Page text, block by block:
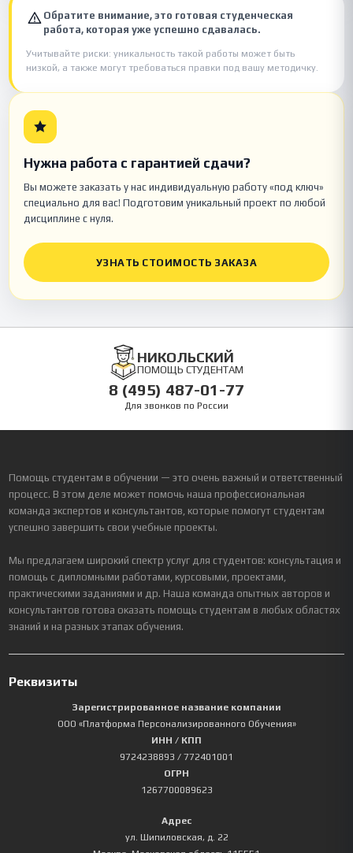
Обратите внимание, это готовая студенческая
работа, которая уже успешно сдавалась.
Учитывайте риски: уникальность такой работы может быть
низкой, а также могут требоваться правки под вашу методичку.
Нужна работа с гарантией сдачи?
Вы можете заказать у нас индивидуальную работу «под ключ»
специально для вас! Подготовим уникальный проект по любой
дисциплине с нуля.
УЗНАТЬ СТОИМОСТЬ ЗАКАЗА
НИКОЛЬСКИЙ
ПОМОЩЬ СТУДЕНТАМ
8 (495) 487-01-77
Для звонков по России
Помощь студентам в обучении — это очень важный и ответственный
процесс. В этом деле может помочь наша профессиональная
команда экспертов и консультантов, которые помогут студентам
успешно завершить свои учебные проекты.
Мы предлагаем широкий спектр услуг для студентов: консультация и
помощь с дипломными работами, курсовыми, проектами,
практическими заданиями и др. Наша команда опытных авторов и
консультантов готова оказать помощь студентам в любых областях
знаний и на разных этапах обучения.
Реквизиты
Зарегистрированное название компании
ООО «Платформа Персонализированного Обучения»
ИНН / КПП
9724238893 / 772401001
ОГРН
1267700089623
Адрес
ул. Шипиловская, д. 22